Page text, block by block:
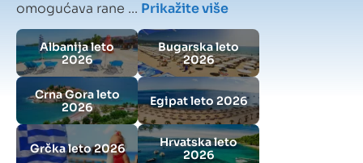
omogućava rane ... Prikažite više
Albanija leto
2026
Bugarska leto
2026
Crna Gora leto
2026
Egipat leto 2026
Grčka leto 2026
Hrvatska leto
2026